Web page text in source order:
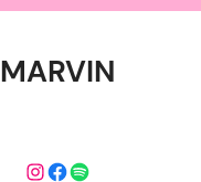
MARVIN
Instagram
Facebook
Spotify